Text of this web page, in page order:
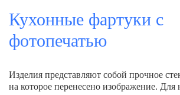
Кухонные фартуки с
фотопечатью
Изделия представляют собой прочное
на которое перенесено изображение. Для